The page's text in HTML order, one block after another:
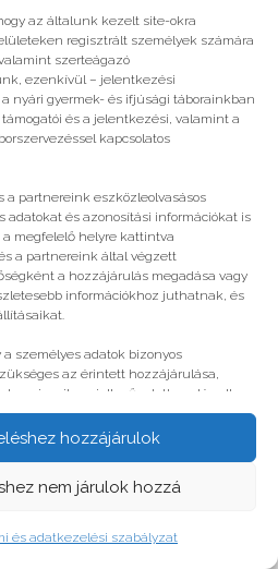
az általunk kezelt site-okra
regisztrált személyek számára
szerteágazó
ezenkívül – jelentkezési
nyári gyermek- és ifjúsági táborainkban
és a jelentkezési, valamint a
kapcsolatos
a partnereink eszközleolvasásos
adatokat és azonosítási információkat is
megfelelő helyre kattintva
a partnereink által végzett
a hozzájárulás megadása vagy
információkhoz juthatnak, és
személyes adatok bizonyos
az érintett hozzájárulása,
az ilyen jellegű adatkezelés ellen.
érvényesek. Erre a webhelyre
TÁJÉKOZTATÓ, ADATVÉDELMI ÉS
hozzájárulok
nem járulok hozzá
és adatkezelési szabályzat
szabályzat